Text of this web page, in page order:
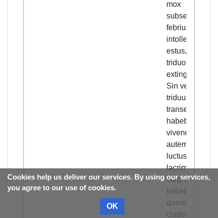
mox
subsequebatur
febrium
intollerabilis
estus, ita ut in
triduo homo
extingueretur.
Sin vero
triduum
transegisset,
habebat spem
vivendi. Erat
autem ubique
luctus, ubique
lacrime. Nam
vulgi rumor
habebat,
querentes
cladem vitare
Cookies help us deliver our services. By using our services,
you agree to our use of cookies.
OK